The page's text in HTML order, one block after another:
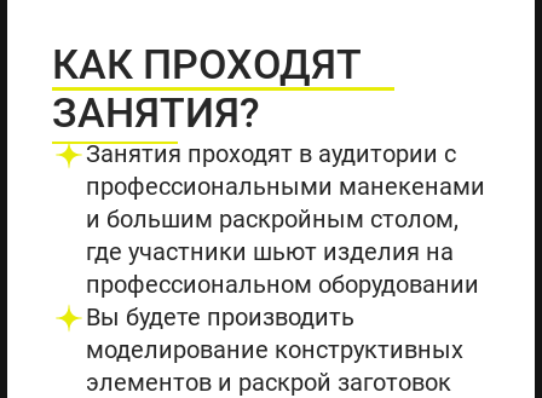
КАК ПРОХОДЯТ
ЗАНЯТИЯ?
Занятия проходят в аудитории с
профессиональными манекенами
и большим раскройным столом,
где участники шьют изделия на
профессиональном оборудовании
Вы будете производить
моделирование конструктивных
элементов и раскрой заготовок